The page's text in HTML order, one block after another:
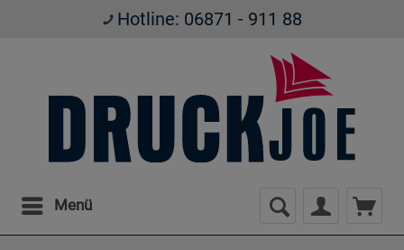
Hotline: 06871 - 911 88
Menü